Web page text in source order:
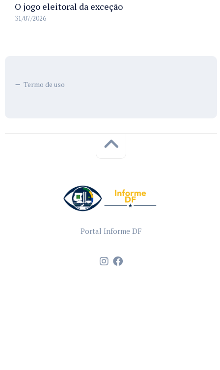
O jogo eleitoral da exceção
31/07/2026
Termo de uso
Portal Informe DF